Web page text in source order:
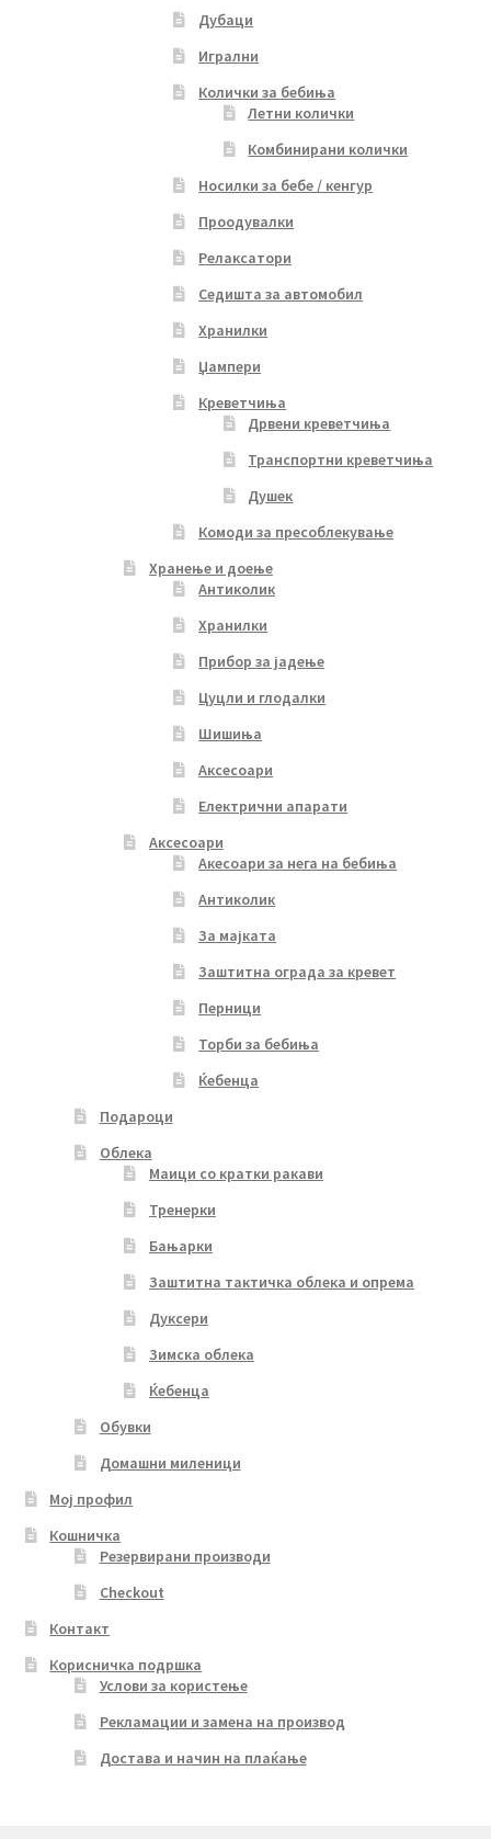
Дубаци
Игрални
Колички за бебиња
Летни колички
Комбинирани колички
Носилки за бебе / кенгур
Проодувалки
Релаксатори
Седишта за автомобил
Хранилки
Џампери
Креветчиња
Дрвени креветчиња
Транспортни креветчиња
Душек
Комоди за пресоблекување
Хранење и доење
Антиколик
Хранилки
Прибор за јадење
Цуцли и глодалки
Шишиња
Аксесоари
Електрични апарати
Аксесоари
Акесоари за нега на бебиња
Антиколик
За мајката
Заштитна ограда за кревет
Перници
Торби за бебиња
Ќебенца
Подароци
Облека
Маици со кратки ракави
Тренерки
Бањарки
Заштитна тактичка облека и опрема
Дуксери
Зимска облека
Ќебенца
Обувки
Домашни миленици
Мој профил
Кошничка
Резервирани производи
Checkout
Контакт
Корисничка подршка
Услови за користење
Рекламации и замена на производ
Достава и начин на плаќање